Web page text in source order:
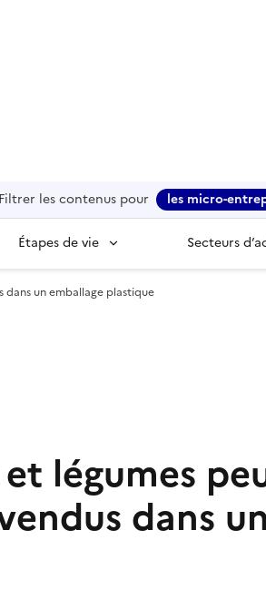
Filtrer les contenus pour les micro-
Étapes de vie Secteurs
dans un emballage plastique
légumes
dans